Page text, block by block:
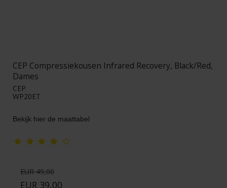
CEP Compressiekousen Infrared Recovery, Black/Red,
Dames
CEP
WP20ET
Bekijk hier de maattabel
EUR 49,00
EUR 39,00